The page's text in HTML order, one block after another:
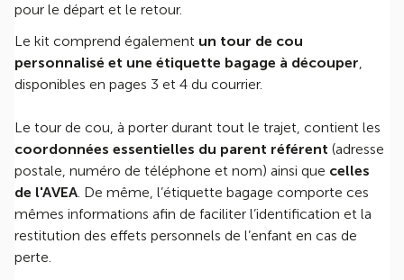
pour le départ et le retour.
Le kit comprend également un tour de cou
personnalisé et une étiquette bagage à découper,
disponibles en pages 3 et 4 du courrier.
Le tour de cou, à porter durant tout le trajet, contient les
coordonnées essentielles du parent référent (adresse
postale, numéro de téléphone et nom) ainsi que celles
de l'AVEA. De même, l’étiquette bagage comporte ces
mêmes informations afin de faciliter l’identification et la
restitution des effets personnels de l’enfant en cas de
perte.